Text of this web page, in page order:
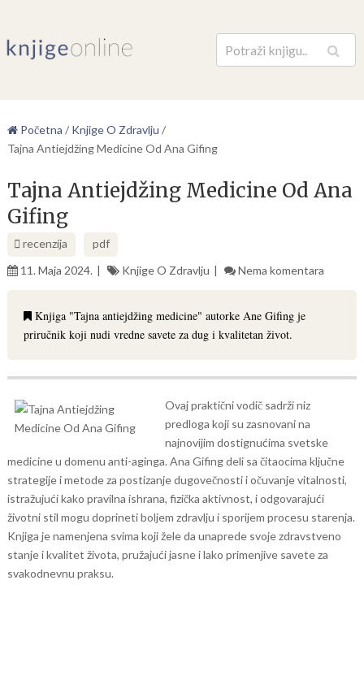
Pretraga
Početna / Knjige O Zdravlju /
Tajna Antiejdžing Medicine Od Ana Gifing
Tajna Antiejdžing Medicine Od Ana
Gifing
recenzija
pdf
11. Maja 2024.
Knjige O Zdravlju Nema komentara
Knjiga "Tajna antiejdžing medicine" autorke Ane Gifing je
priručnik koji nudi vredne savete za dug i kvalitetan život.
Ovaj praktični vodič sadrži niz
predloga koji su zasnovani na
najnovijim dostignućima svetske
medicine u domenu anti-aginga. Ana Gifing deli sa čitaocima ključne
strategije i metode za postizanje dugovečnosti i očuvanje vitalnosti,
istražujući kako pravilna ishrana, fizička aktivnost, i odgovarajući
životni stil mogu doprineti boljem zdravlju i sporijem procesu starenja.
Knjiga je namenjena svima koji žele da unaprede svoje zdravstveno
stanje i kvalitet života, pružajući jasne i lako primenjive savete za
svakodnevnu praksu.